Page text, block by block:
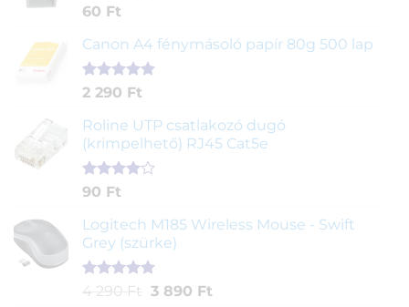
Értékelés
ből,
1
értékelés
alapján
60 Ft
Canon A4 fénymásoló papír 80g 500 lap
Értékelés
ből,
2
értékelés
alapján
2 290 Ft
Roline UTP csatlakozó dugó
(krimpelhető) RJ45 Cat5e
Értékelés
5-ből,
2
értékelés
alapján
90 Ft
Logitech M185 Wireless Mouse - Swift
Grey (szürke)
Értékelés
1
4 290 Ft
Original
3 890 FtCurrent